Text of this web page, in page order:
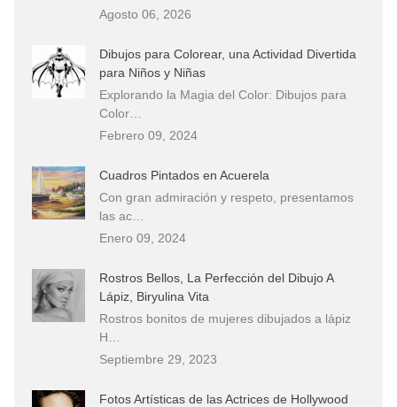
Agosto 06, 2026
Dibujos para Colorear, una Actividad Divertida
para Niños y Niñas
Explorando la Magia del Color: Dibujos para
Color…
Febrero 09, 2024
Cuadros Pintados en Acuerela
Con gran admiración y respeto, presentamos
las ac…
Enero 09, 2024
Rostros Bellos, La Perfección del Dibujo A
Lápiz, Biryulina Vita
Rostros bonitos de mujeres dibujados a lápiz
H…
Septiembre 29, 2023
Fotos Artísticas de las Actrices de Hollywood